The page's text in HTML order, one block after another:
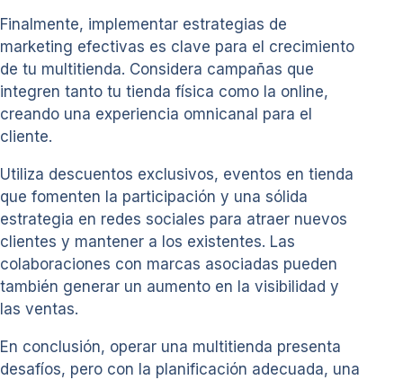
Finalmente, implementar estrategias de
marketing efectivas es clave para el crecimiento
de tu multitienda. Considera campañas que
integren tanto tu tienda física como la online,
creando una experiencia omnicanal para el
cliente.
Utiliza descuentos exclusivos, eventos en tienda
que fomenten la participación y una sólida
estrategia en redes sociales para atraer nuevos
clientes y mantener a los existentes. Las
colaboraciones con marcas asociadas pueden
también generar un aumento en la visibilidad y
las ventas.
En conclusión, operar una multitienda presenta
desafíos, pero con la planificación adecuada, una